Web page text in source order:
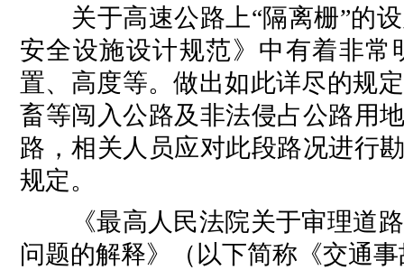
关于高速公路上“隔离栅”的设
安全设施设计规范》中有着非常
置、高度等。做出如此详尽的规
畜等闯入公路及非法侵占公路用
路，相关人员应对此段路况进行
规定。
《最高人民法院关于审理道路
问题的解释》（以下简称《交通